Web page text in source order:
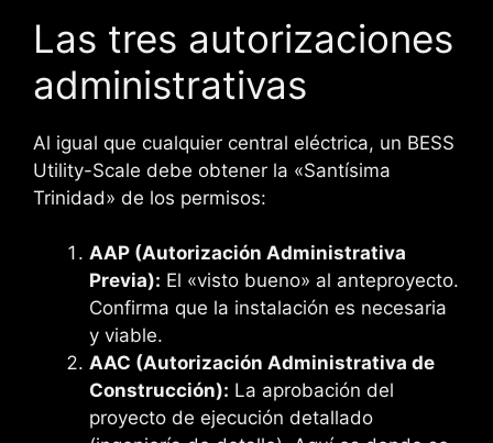
Las tres autorizaciones
administrativas
Al igual que cualquier central eléctrica, un BESS
Utility-Scale debe obtener la «Santísima
Trinidad» de los permisos:
AAP (Autorización Administrativa
Previa): El «visto bueno» al anteproyecto.
Confirma que la instalación es necesaria
y viable.
AAC (Autorización Administrativa de
Construcción): La aprobación del
proyecto de ejecución detallado